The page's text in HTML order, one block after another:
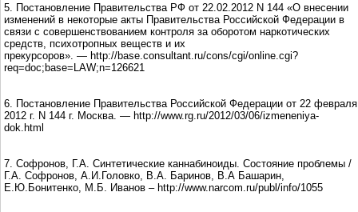
5. Постановление Правительства РФ от 22.02.2012 N 144 «О внесении
изменений в некоторые акты Правительства Российской Федерации в
связи с совершенствованием контроля за оборотом наркотических
средств, психотропных веществ и их
прекурсоров». — http://base.consultant.ru/cons/cgi/online.cgi?
req=doc;base=LAW;n=126621
6. Постановление Правительства Российской Федерации от 22 февраля
2012 г. N 144 г. Москва. — http://www.rg.ru/2012/03/06/izmeneniya-
dok.html
7. Софронов, Г.А. Синтетические каннабиноиды. Состояние проблемы /
Г.А. Софронов, А.И.Головко, В.А. Баринов, В.А Башарин,
Е.Ю.Бонитенко, М.Б. Иванов – http://www.narcom.ru/publ/info/1055